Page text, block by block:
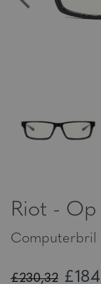
Riot -
Computerbril
£230,32